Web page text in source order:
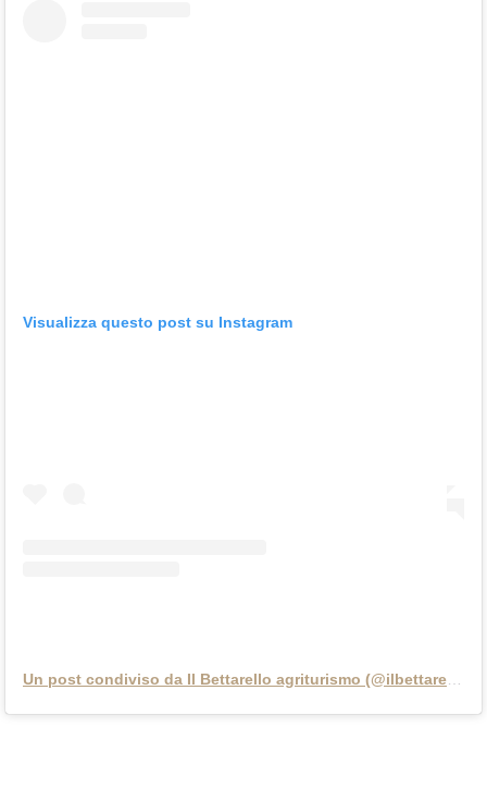
Visualizza questo post su Instagram
Un post condiviso da Il Bettarello agriturismo (@ilbettarello)